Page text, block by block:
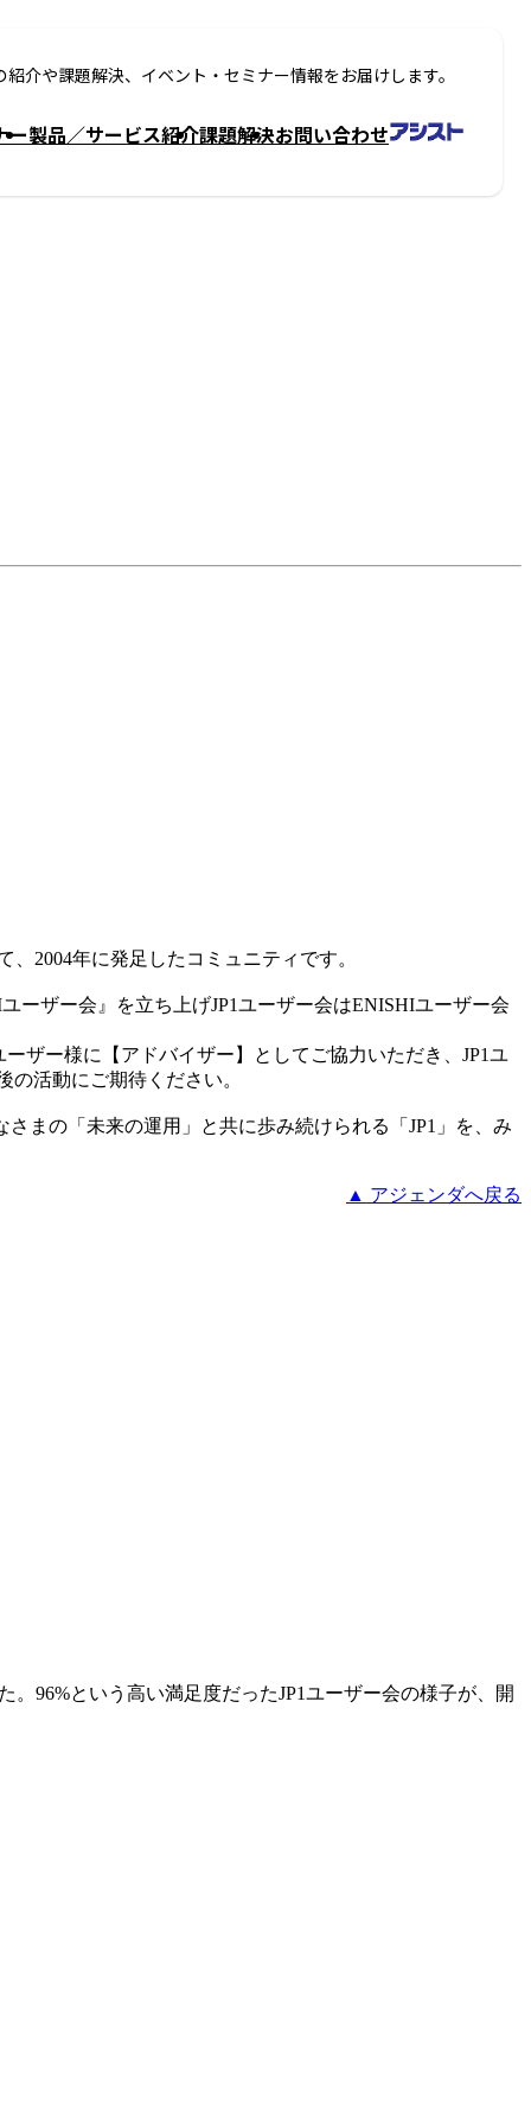
介や課題解決、イベント・セミナー情報をお届けします。
ー製品／サービス紹介課題解決お問い合わせ
2004年に発足したコミュニティです。
ーザー会』を立ち上げJP1ユーザー会はENISHIユーザー会
ザー様に【アドバイザー】としてご協力いただき、JP1ユ
の活動にご期待ください。
まの「未来の運用」と共に歩み続けられる「JP1」を、み
▲ アジェンダへ戻る
。96%という高い満足度だったJP1ユーザー会の様子が、開